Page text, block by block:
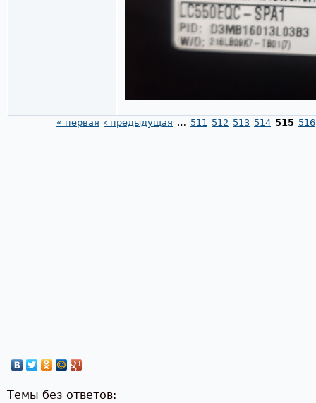
« первая ‹ предыдущая … 511 512 513 514 515 516
Темы без ответов: